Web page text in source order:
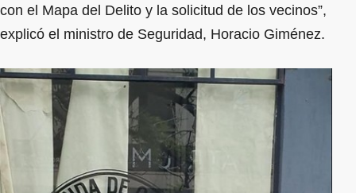
con el Mapa del Delito y la solicitud de los vecinos”,
explicó el ministro de Seguridad, Horacio Giménez.